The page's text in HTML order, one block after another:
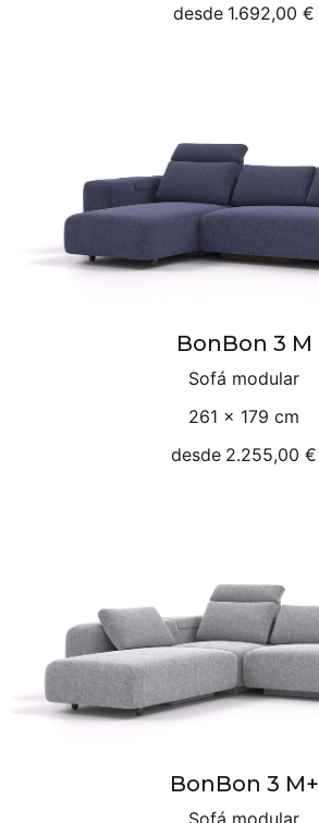
desde 1.692,00 €
BonBon 3 M
Sofá modular
261 × 179 cm
desde 2.255,00 €
BonBon 3 M+